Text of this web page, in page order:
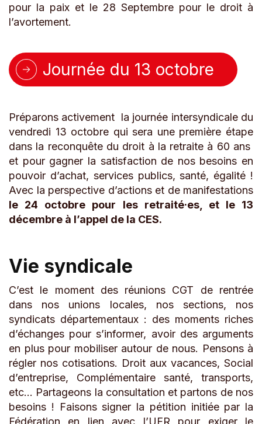
pour la paix et le 28 Septembre pour le droit à
l’avortement.
Journée du 13 octobre
Préparons activement la journée intersyndicale du
vendredi 13 octobre qui sera une première étape
dans la reconquête du droit à la retraite à 60 ans
et pour gagner la satisfaction de nos besoins en
pouvoir d’achat, services publics, santé, égalité !
Avec la perspective d’actions et de manifestations
le 24 octobre pour les retraité·es, et le 13
décembre à l’appel de la CES.
Vie syndicale
C’est le moment des réunions CGT de rentrée
dans nos unions locales, nos sections, nos
syndicats départementaux : des moments riches
d’échanges pour s’informer, avoir des arguments
en plus pour mobiliser autour de nous. Pensons à
régler nos cotisations. Droit aux vacances, Social
d’entreprise, Complémentaire santé, transports,
etc… Partageons la consultation et partons de nos
besoins ! Faisons signer la pétition initiée par la